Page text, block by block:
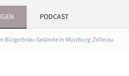
PODCAST
Bürgerbräu-Gelände in Würzburg-Zellerau